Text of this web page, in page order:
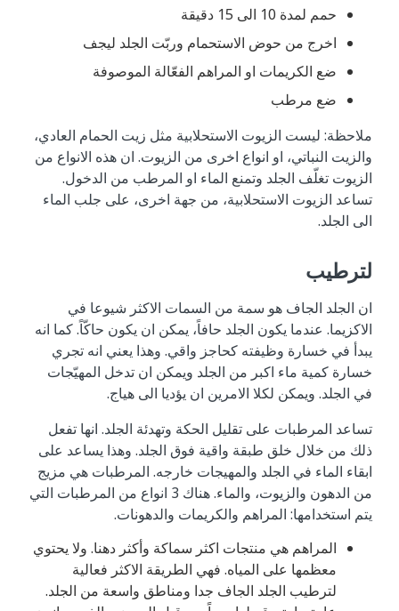
حمم لمدة 10 الى 15 دقيقة
اخرج من حوض الاستحمام وربّت الجلد ليجف
ضع الكريمات او المراهم الفعّالة الموصوفة
ضع مرطب
ملاحظة: ليست الزيوت الاستحلابية مثل زيت الحمام العادي،
والزيت النباتي، او انواع اخرى من الزيوت. ان هذه الانواع من
الزيوت تغلّف الجلد وتمنع الماء او المرطب من الدخول.
تساعد الزيوت الاستحلابية، من جهة اخرى، على جلب الماء
الى الجلد.
لترطيب
ان الجلد الجاف هو سمة من السمات الاكثر شيوعا في
الاكزيما. عندما يكون الجلد حافاً، يمكن ان يكون حاكّاً. كما انه
يبدأ في خسارة وظيفته كحاجز واقي. وهذا يعني انه تجري
خسارة كمية ماء اكبر من الجلد ويمكن ان تدخل المهيّجات
في الجلد. ويمكن لكلا الامرين ان يؤديا الى هياج.
تساعد المرطبات على تقليل الحكة وتهدئة الجلد. انها تفعل
ذلك من خلال خلق طبقة واقية فوق الجلد. وهذا يساعد على
ابقاء الماء في الجلد والمهيجات خارجه. المرطبات هي مزيج
من الدهون والزيوت، والماء. هناك 3 انواع من المرطبات التي
يتم استخدامها: المراهم والكريمات والدهونات.
المراهم هي منتجات اكثر سماكة وأكثر دهنا. ولا يحتوي
معظمها على المياه. فهي الطريقة الاكثر فعالية
لترطيب الجلد الجاف جدا ومناطق واسعة من الجلد.